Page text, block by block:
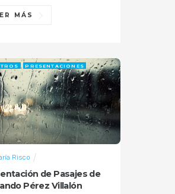
MÁS
de Pasajes de
Pérez Villalón
Risco
PRESENTACIONES